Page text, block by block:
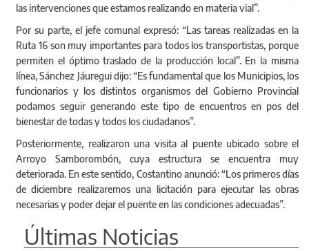
las intervenciones que estamos realizando en materia vial”.
Por su parte, el jefe comunal expresó: “Las tareas realizadas en la
Ruta 16 son muy importantes para todos los transportistas, porque
permiten el óptimo traslado de la producción local”. En la misma
línea, Sánchez Jáuregui dijo: “Es fundamental que los Municipios, los
funcionarios y los distintos organismos del Gobierno Provincial
podamos seguir generando este tipo de encuentros en pos del
bienestar de todas y todos los ciudadanos”.
Posteriormente, realizaron una visita al puente ubicado sobre el
Arroyo Samborombón, cuya estructura se encuentra muy
deteriorada. En este sentido, Costantino anunció: “Los primeros días
de diciembre realizaremos una licitación para ejecutar las obras
necesarias y poder dejar el puente en las condiciones adecuadas”.
Últimas Noticias